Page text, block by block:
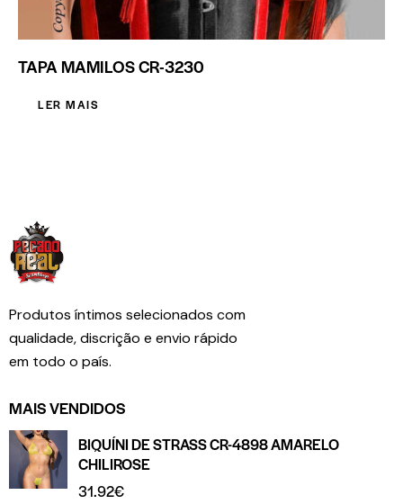
TAPA MAMILOS CR-3230
LER MAIS
Produtos íntimos selecionados com
qualidade, discrição e envio rápido
em todo o país.
MAIS VENDIDOS
BIQUÍNI DE STRASS CR-4898 AMARELO
CHILIROSE
31.92€